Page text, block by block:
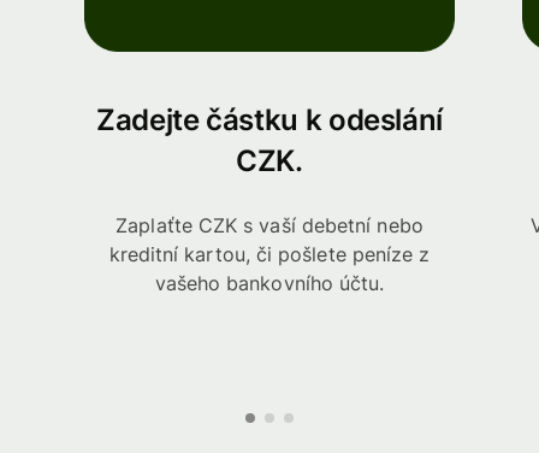
Zadejte částku k odeslání
CZK.
Zaplaťte CZK s vaší debetní nebo
kreditní kartou, či pošlete peníze z
vašeho bankovního účtu.